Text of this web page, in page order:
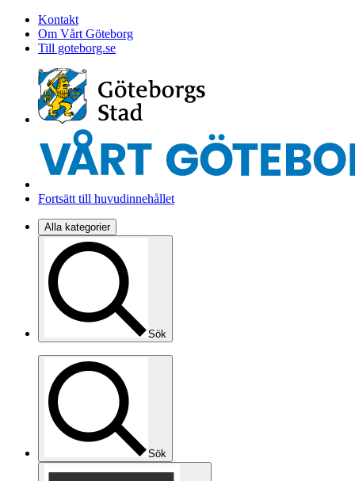
Kontakt
Om Vårt Göteborg
Till goteborg.se
Fortsätt till huvudinnehållet
Alla kategorier
Sök
Sök